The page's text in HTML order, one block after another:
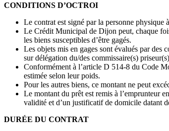
CONDITIONS D’OCTROI
Le contrat est signé par la personne physique
Le Crédit Municipal de Dijon peut, chaque
les biens susceptibles d’être gagés.
Les objets mis en gages sont évalués par
sur délégation du/des commissaire(s)
Conformément à l’article D 514-8 du Code
estimée selon leur poids.
Pour les autres biens, ce montant ne peut
Le montant du prêt est remis à l’emprunteur
validité et d’un justificatif de domicile datant
DURÉE DU CONTRAT